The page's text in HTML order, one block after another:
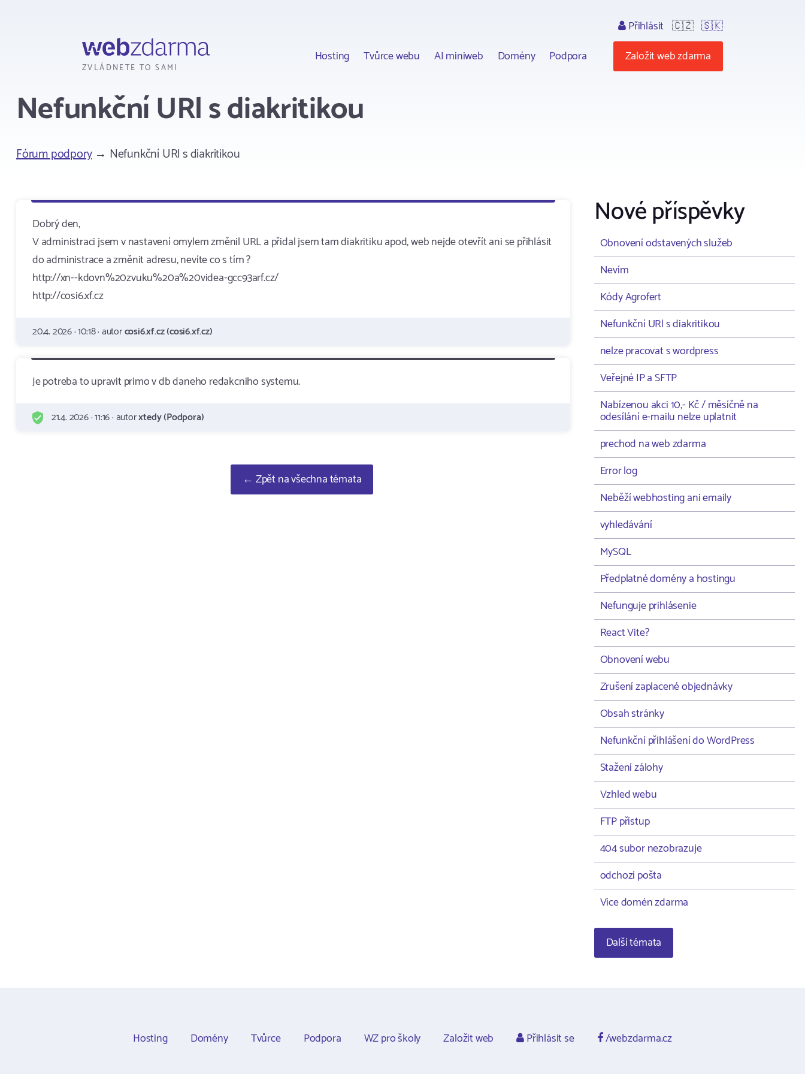
ZVLÁDNETE TO SAMI
Hosting Tvůrce webu AI miniweb Domény Podpora
Přihlásit 🇨🇿 🇸🇰
Založit web zdarma
Nefunkční URl s diakritikou
Fórum podpory→ Nefunkční URl s diakritikou
Dobrý den,
V administraci jsem v nastavení omylem změnil URL a přidal jsem tam diakritiku apod, web nejde otevřít ani se přihlásit
do administrace a změnit adresu, nevíte co s tím ?
http://xn--kdovn%20zvuku%20a%20videa-gcc93arf.cz/
http://cosi6.xf.cz
20.4. 2026 · 10:18 · autorcosi6.xf.cz (cosi6.xf.cz)
Je potreba to upravit primo v db daneho redakcniho systemu.
21.4. 2026 · 11:16 · autorxtedy (Podpora)
← Zpět na všechna témata
Nové příspěvky
Obnovení odstavených služeb
Nevím
Kódy Agrofert
Nefunkční URl s diakritikou
nelze pracovat s wordpress
Veřejné IP a SFTP
Nabízenou akci 10,- Kč / měsíčně na
odesílání e-mailu nelze uplatnit
prechod na web zdarma
Error log
Neběží webhosting ani emaily
vyhledávání
MySQL
Předplatné domény a hostingu
Nefunguje prihlásenie
React Vite?
Obnovení webu
Zrušení zaplacené objednávky
Obsah stránky
Nefunkční přihlášení do WordPress
Stažení zálohy
Vzhled webu
FTP přístup
404 subor nezobrazuje
odchozí pošta
Více domén zdarma
Další témata
Hosting Domény Tvůrce Podpora WZ pro školy Založit web Přihlásit se /webzdarma.cz